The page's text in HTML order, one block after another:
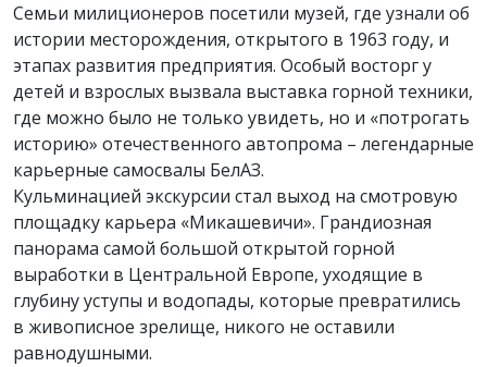
Семьи милиционеров посетили музей, где узнали об
истории месторождения, открытого в 1963 году, и
этапах развития предприятия. Особый восторг у
детей и взрослых вызвала выставка горной техники,
где можно было не только увидеть, но и «потрогать
историю» отечественного автопрома – легендарные
карьерные самосвалы БелАЗ.
Кульминацией экскурсии стал выход на смотровую
площадку карьера «Микашевичи». Грандиозная
панорама самой большой открытой горной
выработки в Центральной Европе, уходящие в
глубину уступы и водопады, которые превратились
в живописное зрелище, никого не оставили
равнодушными.